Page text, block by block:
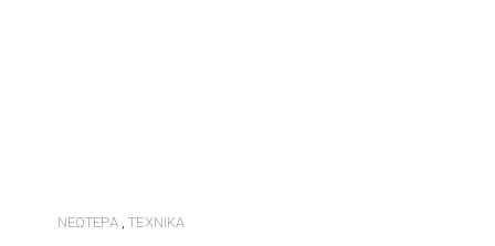
ΝΕΏΤΕΡΑ,ΤΕΧΝΙΚΆ